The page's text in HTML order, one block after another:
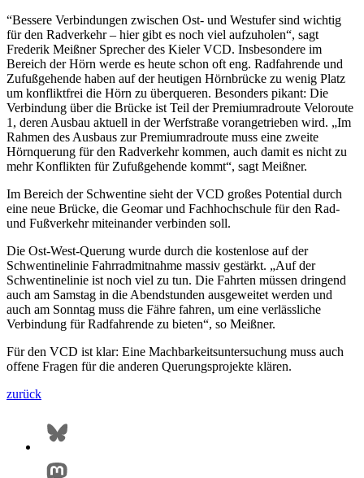
“Bessere Verbindungen zwischen Ost- und Westufer sind wichtig
für den Radverkehr – hier gibt es noch viel aufzuholen“, sagt
Frederik Meißner Sprecher des Kieler VCD. Insbesondere im
Bereich der Hörn werde es heute schon oft eng. Radfahrende und
Zufußgehende haben auf der heutigen Hörnbrücke zu wenig Platz
um konfliktfrei die Hörn zu überqueren. Besonders pikant: Die
Verbindung über die Brücke ist Teil der Premiumradroute Veloroute
1, deren Ausbau aktuell in der Werfstraße vorangetrieben wird. „Im
Rahmen des Ausbaus zur Premiumradroute muss eine zweite
Hörnquerung für den Radverkehr kommen, auch damit es nicht zu
mehr Konflikten für Zufußgehende kommt“, sagt Meißner.
Im Bereich der Schwentine sieht der VCD großes Potential durch
eine neue Brücke, die Geomar und Fachhochschule für den Rad-
und Fußverkehr miteinander verbinden soll.
Die Ost-West-Querung wurde durch die kostenlose auf der
Schwentinelinie Fahrradmitnahme massiv gestärkt. „Auf der
Schwentinelinie ist noch viel zu tun. Die Fahrten müssen dringend
auch am Samstag in die Abendstunden ausgeweitet werden und
auch am Sonntag muss die Fähre fahren, um eine verlässliche
Verbindung für Radfahrende zu bieten“, so Meißner.
Für den VCD ist klar: Eine Machbarkeitsuntersuchung muss auch
offene Fragen für die anderen Querungsprojekte klären.
zurück